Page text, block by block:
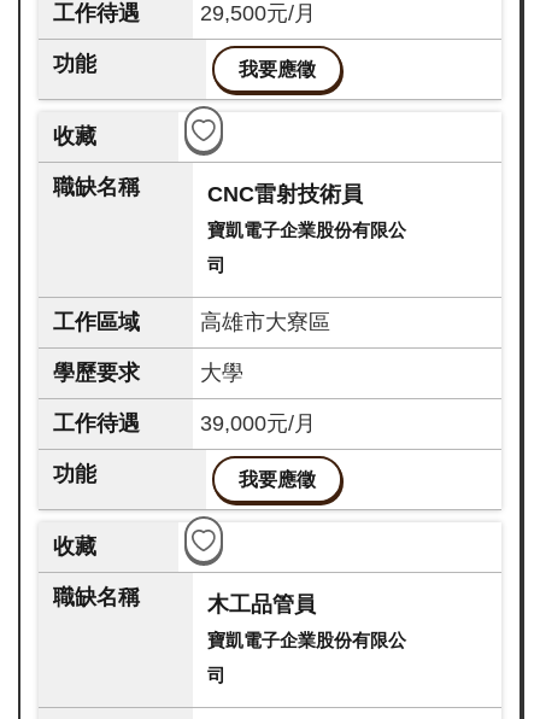
29,500元/月
我要應徵
CNC雷射技術員
寶凱電子企業股份有限公
司
高雄市大寮區
大學
39,000元/月
我要應徵
木工品管員
寶凱電子企業股份有限公
司